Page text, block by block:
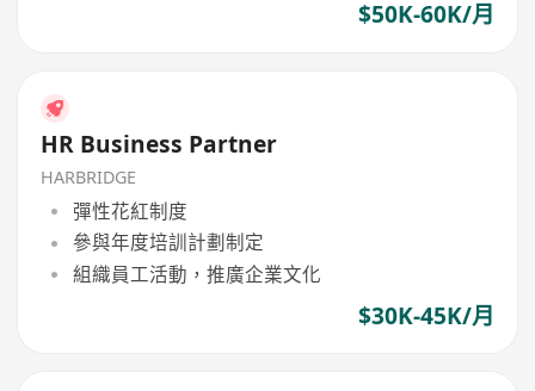
$50K-60K/月
HR Business Partner
HARBRIDGE
彈性花紅制度
參與年度培訓計劃制定
組織員工活動，推廣企業文化
$30K-45K/月